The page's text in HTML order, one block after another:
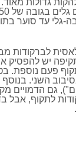
גדולות מאוד.
גלי עד סוער
לברקודות
יש להפסיק
פעם נוספת.
השני.
לתקוף, אבל